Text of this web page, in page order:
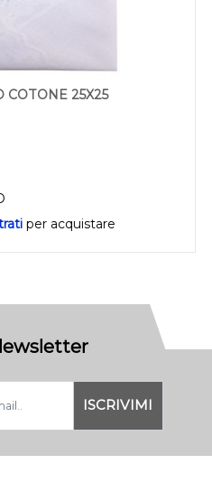
COTONE 25X25
per acquistare